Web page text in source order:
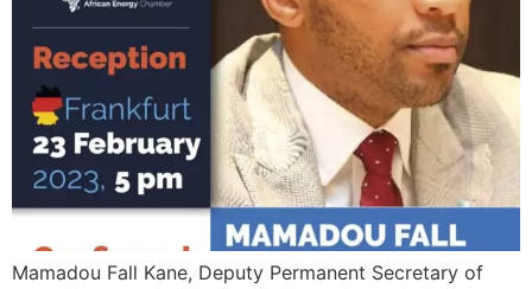
Mamadou Fall Kane, Deputy Permanent Secretary of